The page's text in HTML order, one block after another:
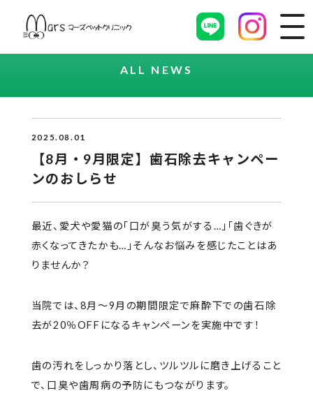
ALL NEWS
2025.08.01
【8月・9月限定】歯石除去キャンペー
ンのおしらせ
最近、愛犬や愛猫の「口が臭う気がする…」「歯ぐきが
赤くなってきたかも…」そんなお悩みを感じたことはあ
りませんか？
当院では、8月〜9月の期間限定で麻酔下での歯石除
去が20％OFFになるキャンペーンを実施中です！
歯の汚れをしっかり落とし、ツルツルに磨き上げること
で、口臭や歯周病の予防にもつながります。